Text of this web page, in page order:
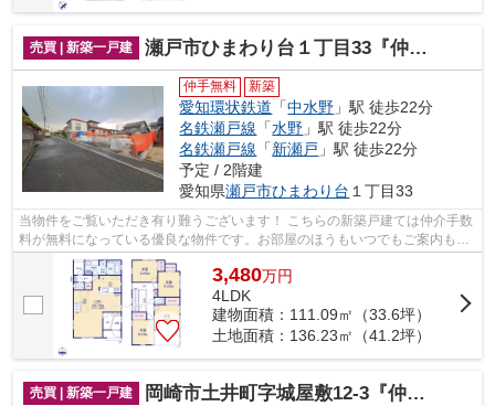
売買 | 新築一戸建 瀬戸市ひまわり台１丁目33『仲介料無料』新築戸建て
仲手無料 新築
愛知環状鉄道 「中水野 」駅 徒歩22分
名鉄瀬戸線 「水野 」駅 徒歩22分
名鉄瀬戸線 「新瀬戸 」駅 徒歩22分
予定 / 2階建
愛知県瀬戸市ひまわり台 １丁目33
当物件をご覧いただき有り難うございます！ こちらの新築戸建ては仲介手数
料が無料になっている優良な物件です。お部屋のほうもいつでもご案内もさ
せて頂きますのでお気軽にお問合せ下...
3,480万円
4LDK
建物面積：111.09㎡（33.6坪）
土地面積：136.23㎡（41.2坪）
売買 | 新築一戸建 岡崎市土井町字城屋敷12-3『仲介料無料』新築戸建て